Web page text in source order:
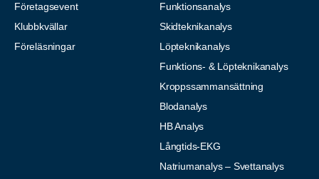
Företagsevent
Klubbkvällar
Föreläsningar
Funktionsanalys
Skidteknikanalys
Löpteknikanalys
Funktions- & Löpteknikanalys
Kroppssammansättning
Blodanalys
HB Analys
Långtids-EKG
Natriumanalys – Svettanalys